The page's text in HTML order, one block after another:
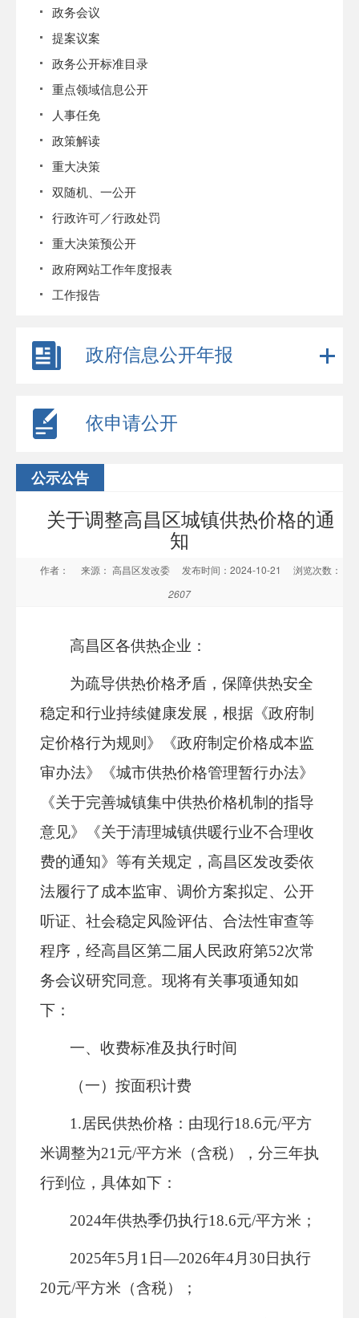
政务会议
提案议案
政务公开标准目录
重点领域信息公开
人事任免
政策解读
重大决策
双随机、一公开
行政许可／行政处罚
重大决策预公开
政府网站工作年度报表
工作报告
政府信息公开年报
依申请公开
公示公告
关于调整高昌区城镇供热价格的通
知
作者： 来源： 高昌区发改委 发布时间：2024-10-21
浏览次数：
2607
高昌区各供热企业：
为疏导供热价格矛盾，保障供热安全
稳定和行业持续健康发展， 根据 《政府制
定价格行为规则》《政府制定价格成本监
审办法》《城市供热价格管理暂行办法》
《关于完善城镇集中供热价格机制的指导
意见》《关于清理城镇供暖行业不合理收
费的通知》等有关规定 ， 高昌区发改委依
法履行了 成本监审、调价方案拟定、 公开
听证、社会稳定风险评估、合法性审查等
程序，经高昌区第二届人民政府第52次常
务会议研究同意。现将有关事项通知如
下：
一、收费标准及执行时间
（一）按面积计费
1 .居民供热价格： 由现行18.6元/平方
米调整为21元/平方米（含税），分三年执
行到位 ， 具体如下：
2024年供热季仍执行18.6元/平方米；
2025年5 月 1日—2026年4月 30 日执行
20元/平方米（含税）；